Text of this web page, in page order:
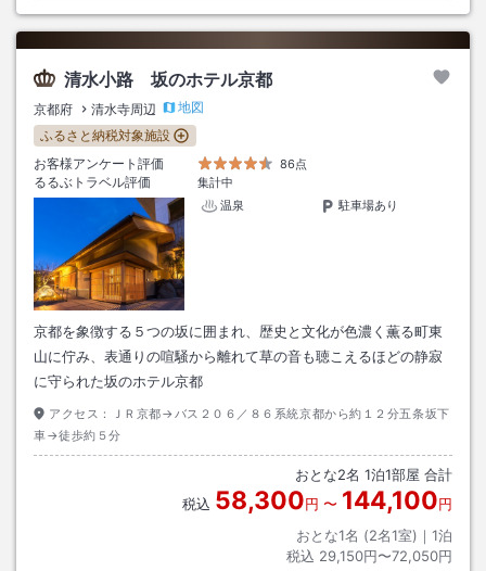
清水小路 坂のホテル京都
京都府 清水寺周辺
地図
ふるさと納税対象施設
お客様アンケート評価
86点
るるぶトラベル評価
集計中
温泉
駐車場あり
京都を象徴する５つの坂に囲まれ、歴史と文化が色濃く薫る町東
山に佇み、表通りの喧騒から離れて草の音も聴こえるほどの静寂
に守られた坂のホテル京都
アクセス：
ＪＲ京都→バス２０６／８６系統京都から約１２分五条坂下
車→徒歩約５分
おとな2名 1泊1部屋 合計
税込 58,300円 〜 144,100円
おとな1名 (2名1室)｜ 1泊
税込 29,150円〜72,050円